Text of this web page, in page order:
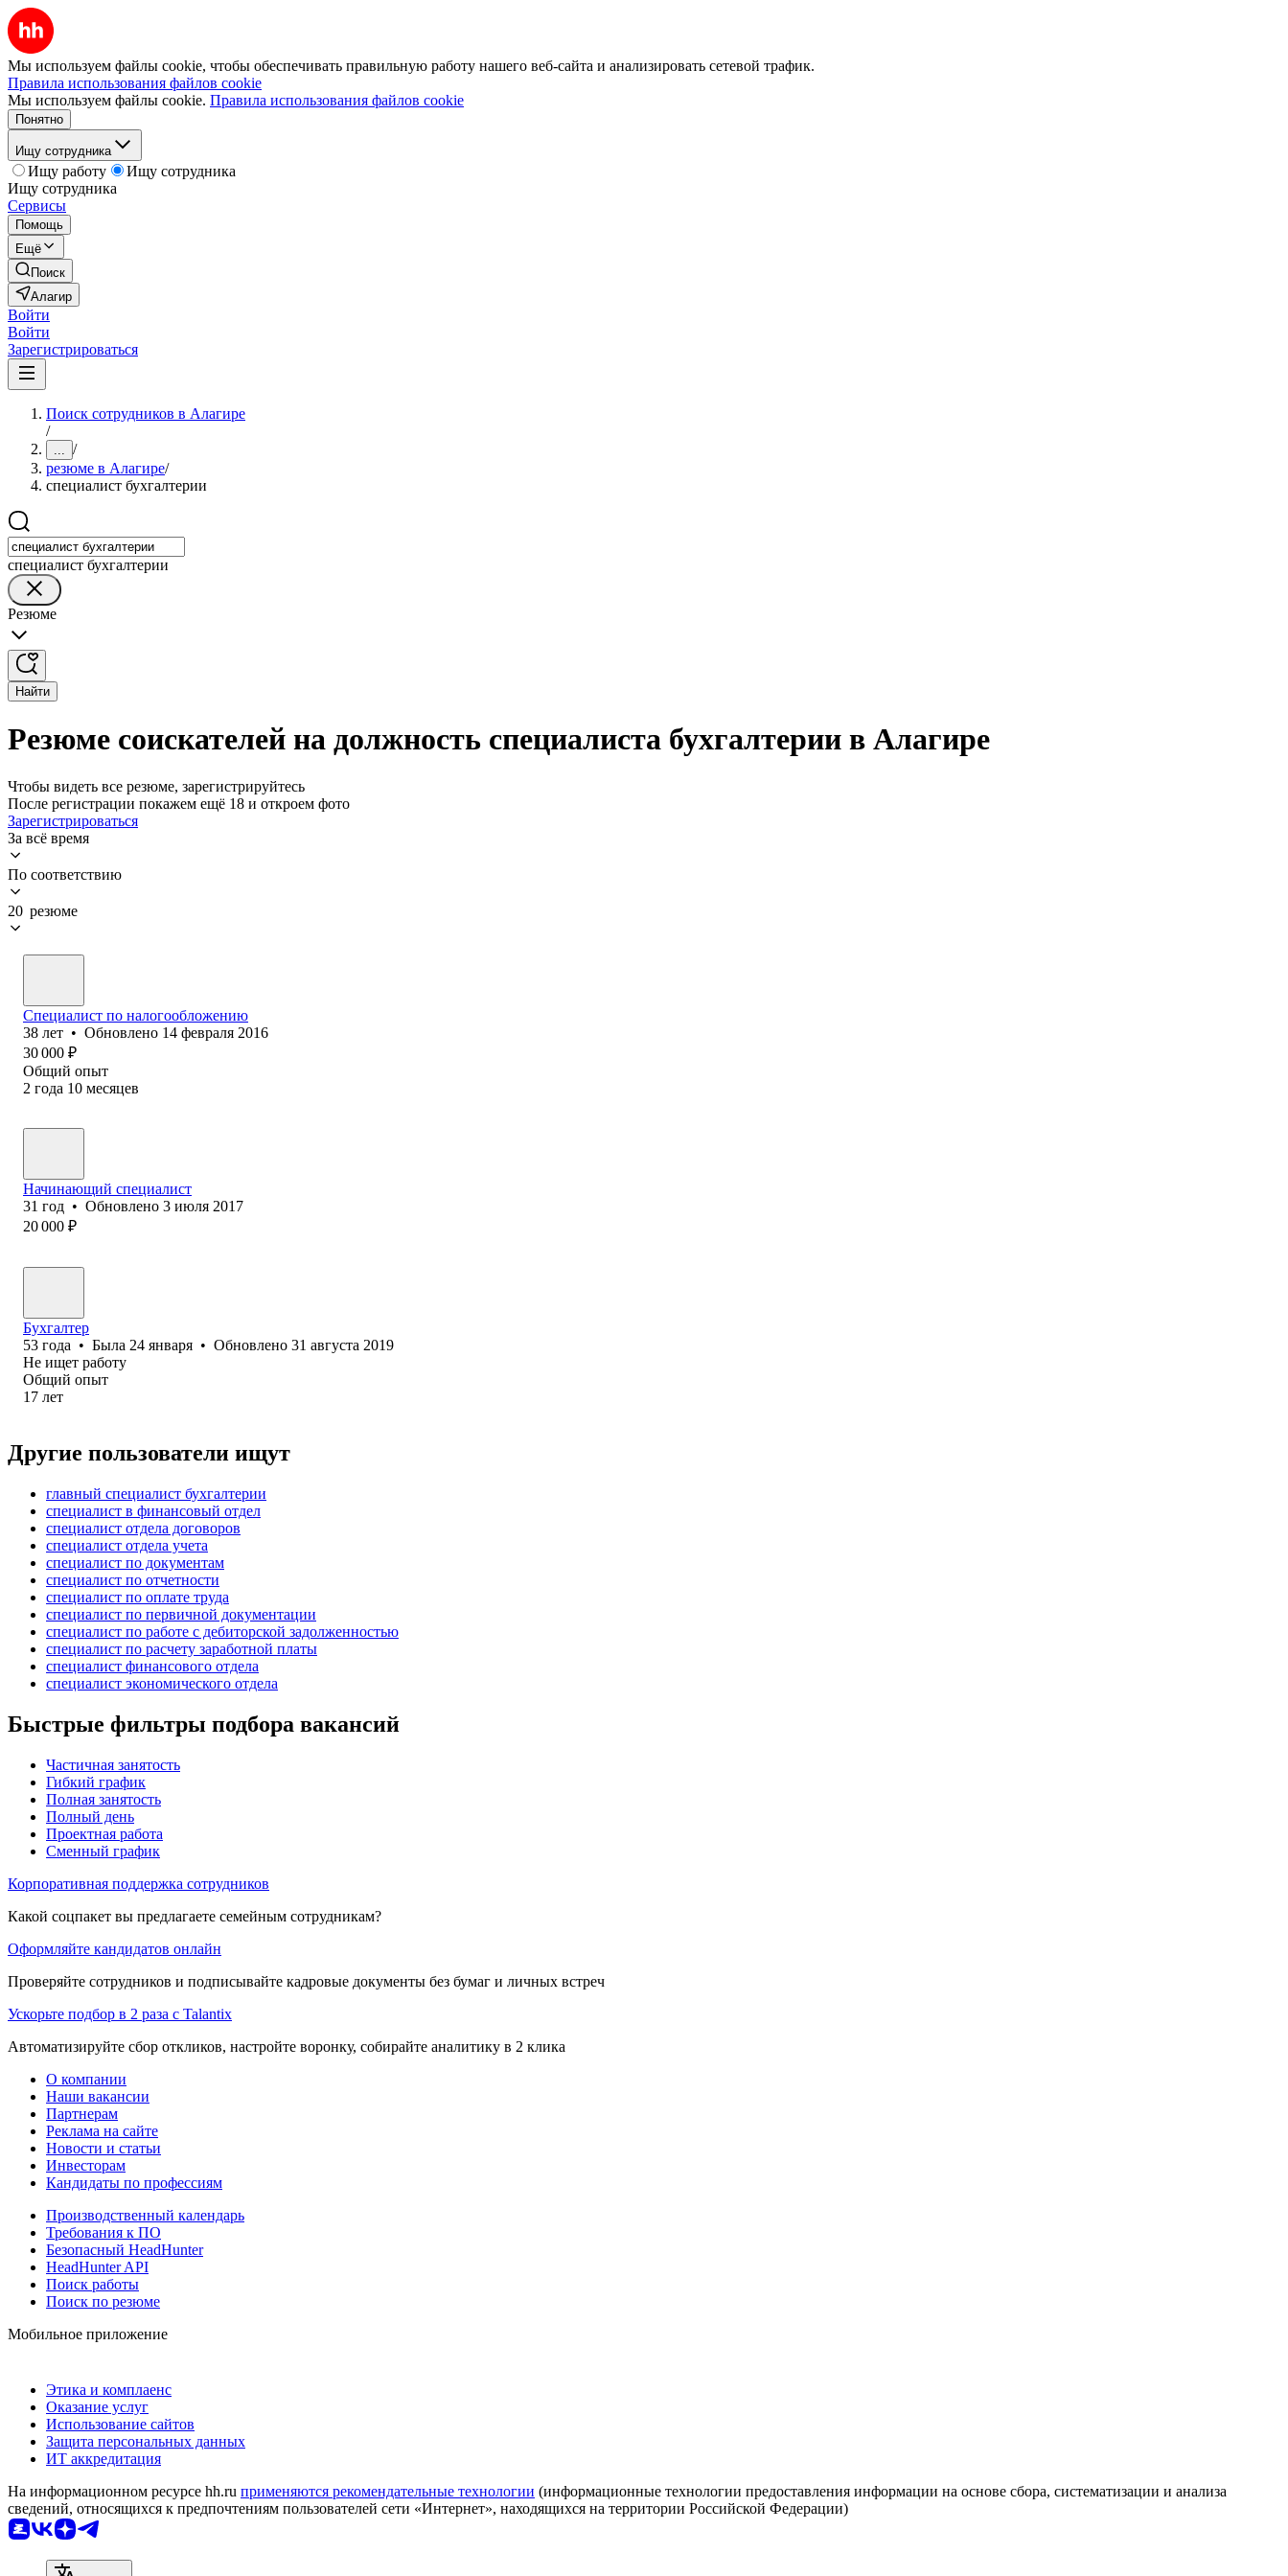
Мы используем файлы cookie, чтобы обеспечивать правильную работу нашего веб-сайта и анализировать сетевой трафик.
Правила использования файлов cookie
Мы используем файлы cookie. Правила использования файлов cookie
Понятно
Ищу сотрудника
Ищу работу
Ищу сотрудника
Ищу сотрудника
Сервисы
Помощь
Ещё
Поиск
Алагир
Войти
Войти
Зарегистрироваться
Поиск сотрудников в Алагире
/
... /
резюме в Алагире/
специалист бухгалтерии
специалист бухгалтерии
Резюме
Найти
Резюме соискателей на должность специалиста бухгалтерии в Алагире
Чтобы видеть все резюме, зарегистрируйтесь
После регистрации покажем ещё 18 и откроем фото
Зарегистрироваться
За всё время
По соответствию
20 резюме
Специалист по налогообложению
38 лет • Обновлено 14 февраля 2016
30 000 ₽
Общий опыт
2 года 10 месяцев
Начинающий специалист
31 год • Обновлено 3 июля 2017
20 000 ₽
Бухгалтер
53 года • Была 24 января • Обновлено 31 августа 2019
Не ищет работу
Общий опыт
17 лет
Другие пользователи ищут
главный специалист бухгалтерии
специалист в финансовый отдел
специалист отдела договоров
специалист отдела учета
специалист по документам
специалист по отчетности
специалист по оплате труда
специалист по первичной документации
специалист по работе с дебиторской задолженностью
специалист по расчету заработной платы
специалист финансового отдела
специалист экономического отдела
Быстрые фильтры подбора вакансий
Частичная занятость
Гибкий график
Полная занятость
Полный день
Проектная работа
Сменный график
Корпоративная поддержка сотрудников
Какой соцпакет вы предлагаете семейным сотрудникам?
Оформляйте кандидатов онлайн
Проверяйте сотрудников и подписывайте кадровые документы без бумаг и личных встреч
Ускорьте подбор в 2 раза с Talantix
Автоматизируйте сбор откликов, настройте воронку, собирайте аналитику в 2 клика
О компании
Наши вакансии
Партнерам
Реклама на сайте
Новости и статьи
Инвесторам
Кандидаты по профессиям
Производственный календарь
Требования к ПО
Безопасный HeadHunter
HeadHunter API
Поиск работы
Поиск по резюме
Мобильное приложение
Этика и комплаенс
Оказание услуг
Использование сайтов
Защита персональных данных
ИТ аккредитация
На информационном ресурсе hh.ru применяются рекомендательные технологии (информационные технологии предоставления информации на основе сбора, систематизации и анализа
сведений, относящихся к предпочтениям пользователей сети «Интернет», находящихся на территории Российской Федерации)